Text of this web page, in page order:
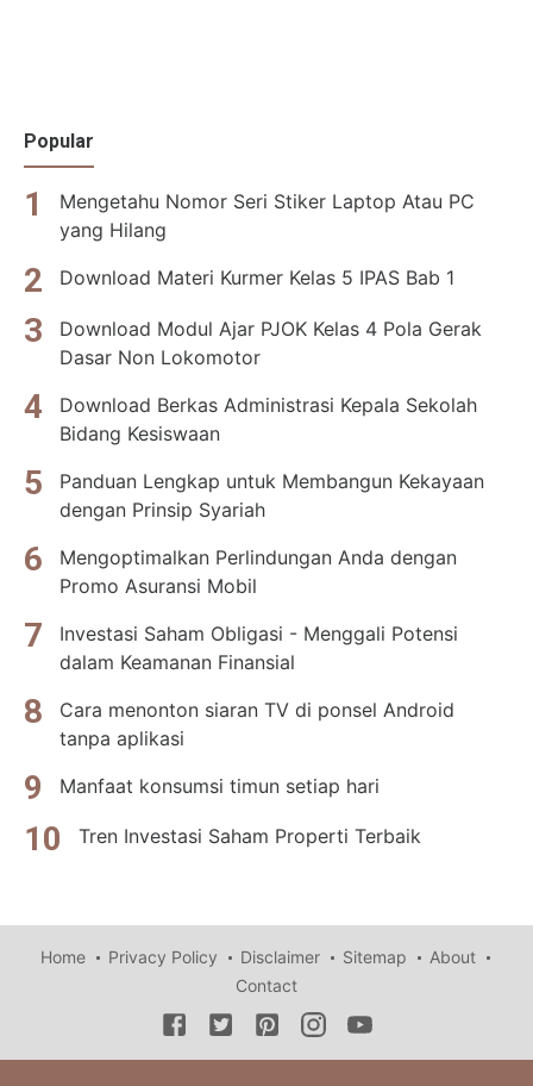
Popular
Mengetahu Nomor Seri Stiker Laptop Atau PC
yang Hilang
Download Materi Kurmer Kelas 5 IPAS Bab 1
Download Modul Ajar PJOK Kelas 4 Pola Gerak
Dasar Non Lokomotor
Download Berkas Administrasi Kepala Sekolah
Bidang Kesiswaan
Panduan Lengkap untuk Membangun Kekayaan
dengan Prinsip Syariah
Mengoptimalkan Perlindungan Anda dengan
Promo Asuransi Mobil
Investasi Saham Obligasi - Menggali Potensi
dalam Keamanan Finansial
Cara menonton siaran TV di ponsel Android
tanpa aplikasi
Manfaat konsumsi timun setiap hari
Tren Investasi Saham Properti Terbaik
Home Privacy Policy Disclaimer Sitemap
About
Contact